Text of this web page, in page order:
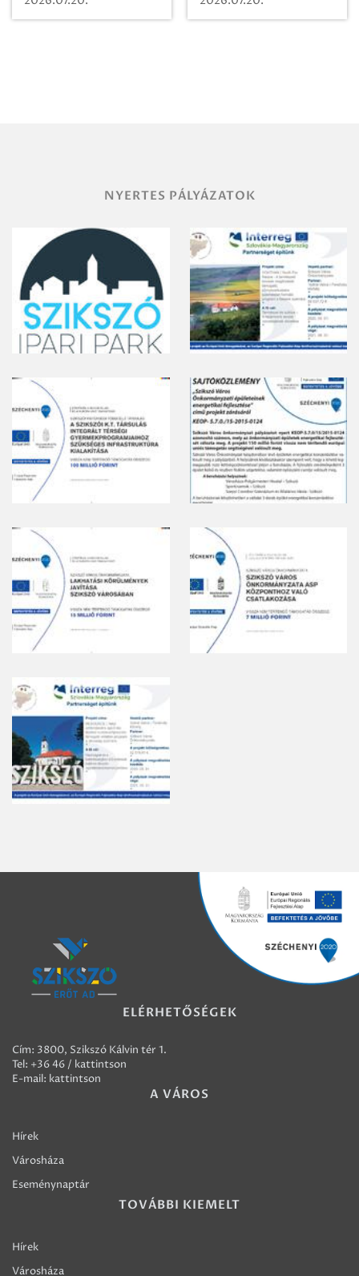
Paradicsomba
Zrt. Területi
NYERTES PÁLYÁZATOK
ELÉRHETŐSÉGEK
Cím: 3800, Szikszó Kálvin tér 1.
Tel: +36 46 / kattintson
E-mail: kattintson
A VÁROS
Hírek
Városháza
Eseménynaptár
TOVÁBBI KIEMELT
Hírek
Városháza